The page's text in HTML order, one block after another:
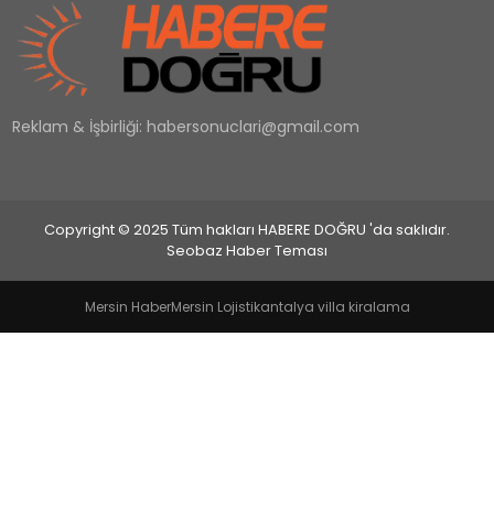
SPOR
EĞİTİM
MAGAZİN
Reklam & İşbirliği: habersonuclari@gmail.com
Copyright © 2025 Tüm hakları HABERE DOĞRU 'da saklıdır.
Seobaz Haber Teması
Mersin HaberMersin Lojistikantalya villa kiralama